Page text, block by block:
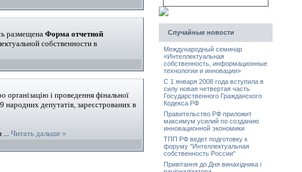
размещена Форма отчетной
собственности в
і проведення фінальної
депутатів, зареєстрованих в
... Читать дальше »
Случайные новости
Международный семинар
«Интеллектуальная
собственность, информационные
технологии и инновации»
С 1 января 2008 года вступила в
силу новая четвертая часть
Государственного Гражданского
Кодекса РФ
Правительство РФ приложит
максимум усилий по созданию
инновационной экономики
ТПП РФ ведет подготовку к
форуму "Интеллектуальная
собственность России"
Привітання до Дня винахідника і